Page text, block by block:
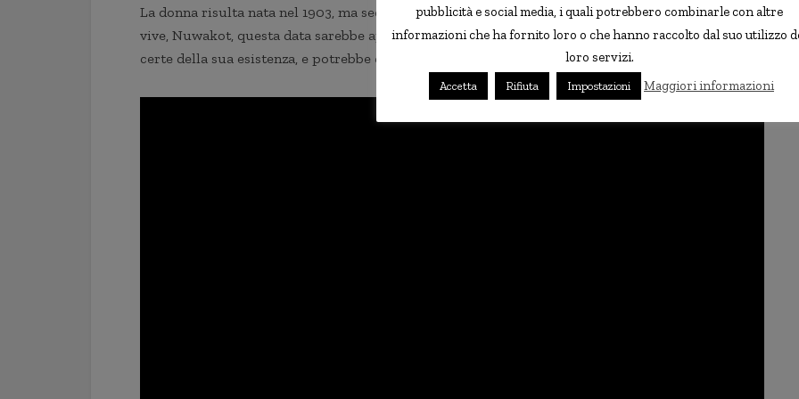
La donna risulta nata nel 1903, ma secondo alcuni abitanti del villaggio dove
vive, Nuwakot, questa data sarebbe approssimata per difetto a quando ci sono testimonianze
certe della sua esistenza, e potrebbe essere in realtà addirittura qualche anno più vecchia.
pubblicità e social media, i quali potrebbero combinarle con altre
informazioni che ha fornito loro o che hanno raccolto dal suo utilizzo
loro servizi.
Accetta Rifiuta Impostazioni Maggiori informazioni